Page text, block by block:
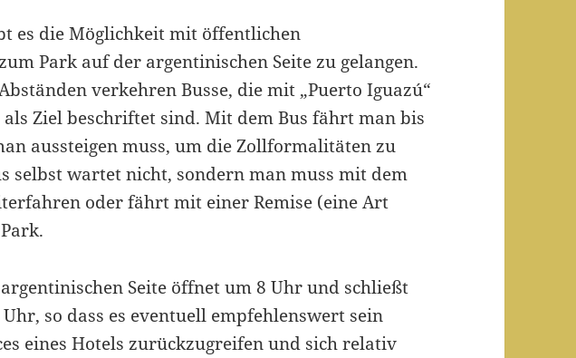
es die Möglichkeit mit öffentlichen
Park auf der argentinischen Seite zu gelangen.
verkehren Busse, die mit „Puerto Iguazú“
als Ziel beschriftet sind. Mit dem Bus fährt man bis
aussteigen muss, um die Zollformalitäten zu
selbst wartet nicht, sondern man muss mit dem
oder fährt mit einer Remise (eine Art
Seite öffnet um 8 Uhr und schließt
so dass es eventuell empfehlenswert sein
eines Hotels zurückzugreifen und sich relativ